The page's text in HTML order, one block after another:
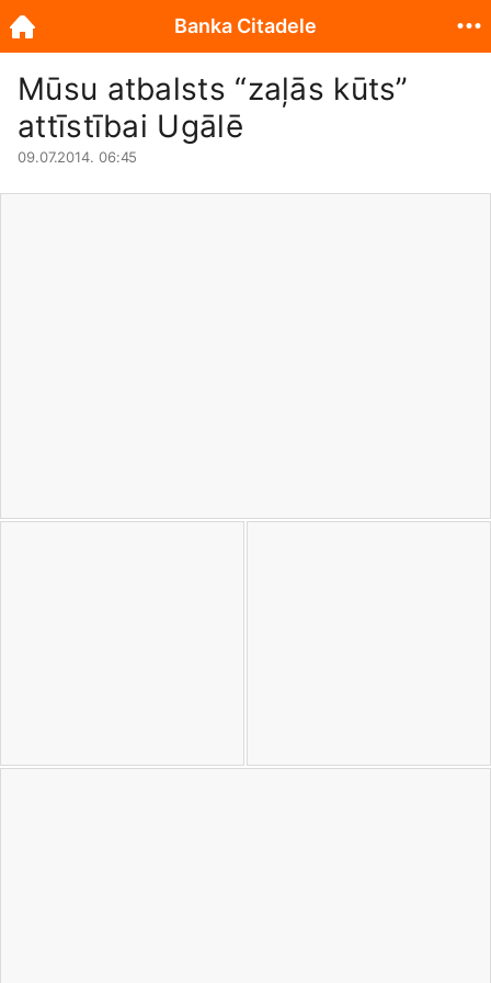
Mūsu atbalsts “zaļās kūts”
attīstībai Ugālē
09.07.2014. 06:45
Banka Citadele